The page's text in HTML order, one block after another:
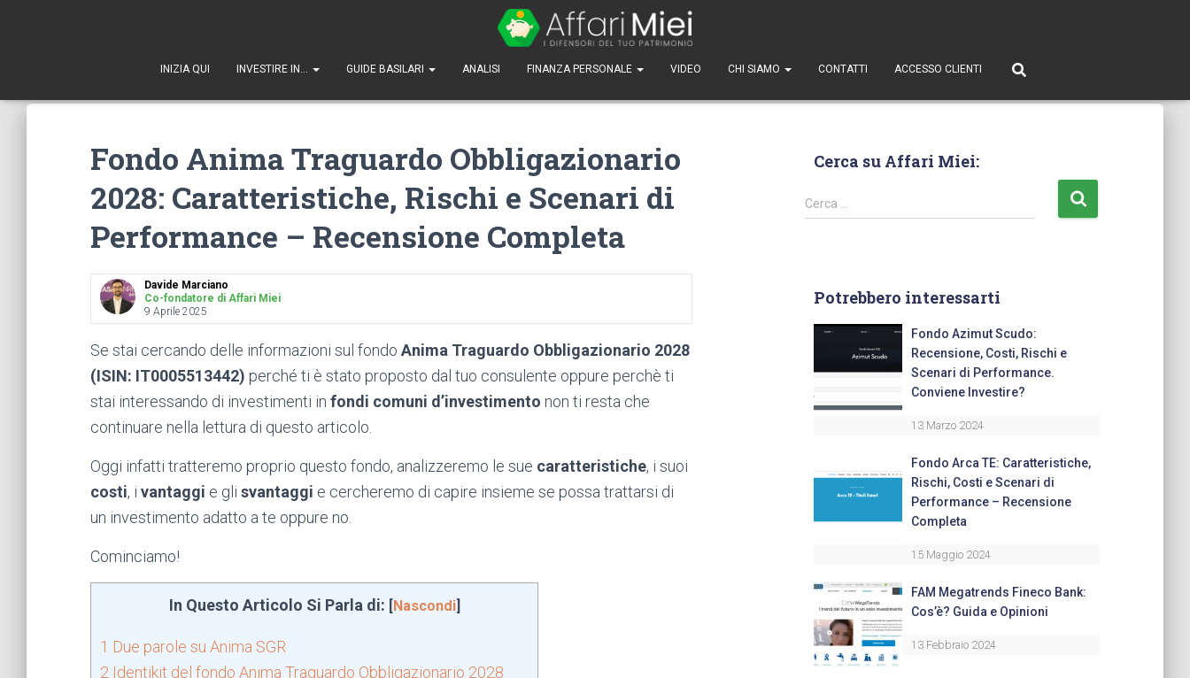
INIZIA QUI INVESTIRE IN… GUIDE BASILARI ANALISI FINANZA PERSONALE VIDEO CHI SIAMO CONTATTI ACCESSO CLIENTI
Fondo Anima Traguardo Obbligazionario
2028: Caratteristiche, Rischi e Scenari di
Performance – Recensione Completa
Davide Marciano
Co-fondatore di Affari Miei
9 Aprile 2025
Se stai cercando delle informazioni sul fondo Anima Traguardo Obbligazionario 2028
(ISIN: IT0005513442) perché ti è stato proposto dal tuo consulente oppure perchè ti
stai interessando di investimenti in fondi comuni d’investimento non ti resta che
continuare nella lettura di questo articolo.
Oggi infatti tratteremo proprio questo fondo, analizzeremo le sue caratteristiche, i suoi
costi, i vantaggi e gli svantaggi e cercheremo di capire insieme se possa trattarsi di
un investimento adatto a te oppure no.
Cominciamo!
In Questo Articolo Si Parla di: [Nascondi]
1 Due parole su Anima SGR
2 Identikit del fondo Anima Traguardo Obbligazionario 2028
Cerca su Affari Miei:
Cerca …
Potrebbero interessarti
Fondo Azimut Scudo:
Recensione, Costi, Rischi e
Scenari di Performance.
Conviene Investire?
13 Marzo 2024
Fondo Arca TE: Caratteristiche,
Rischi, Costi e Scenari di
Performance – Recensione
Completa
15 Maggio 2024
FAM Megatrends Fineco Bank:
Cos’è? Guida e Opinioni
13 Febbraio 2024